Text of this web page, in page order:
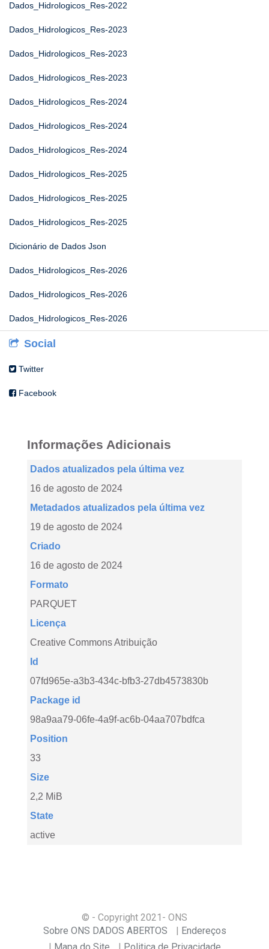
Dados_Hidrologicos_Res-2022
Dados_Hidrologicos_Res-2023
Dados_Hidrologicos_Res-2023
Dados_Hidrologicos_Res-2023
Dados_Hidrologicos_Res-2024
Dados_Hidrologicos_Res-2024
Dados_Hidrologicos_Res-2024
Dados_Hidrologicos_Res-2025
Dados_Hidrologicos_Res-2025
Dados_Hidrologicos_Res-2025
Dicionário de Dados Json
Dados_Hidrologicos_Res-2026
Dados_Hidrologicos_Res-2026
Dados_Hidrologicos_Res-2026
Social
Twitter
Facebook
Informações Adicionais
Dados atualizados pela última vez
16 de agosto de 2024
Metadados atualizados pela última vez
19 de agosto de 2024
Criado
16 de agosto de 2024
Formato
PARQUET
Licença
Creative Commons Atribuição
Id
07fd965e-a3b3-434c-bfb3-27db4573830b
Package id
98a9aa79-06fe-4a9f-ac6b-04aa707bdfca
Position
33
Size
2,2 MiB
State
active
© - Copyright 2021 - ONS
Sobre ONS DADOS ABERTOS
Endereços